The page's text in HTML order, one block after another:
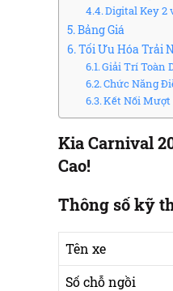
Digital Key 2
Bảng Giá
Tối Ưu Hóa Trải
Giải Trí Toàn
Chức Năng
Kết Nối Mượt
Kia Carnival
Cao!
Thông số kỹ
Tên xe
Số chỗ ngồi